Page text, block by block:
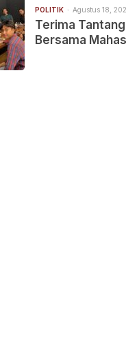
POLITIK Agustus 18,
Terima
Bersama